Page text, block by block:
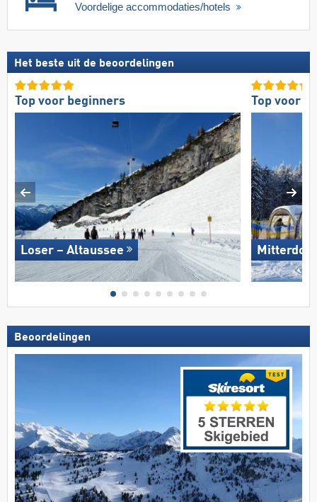
Voordelige accommodaties/hotels
Het beste uit de beoordelingen
Top voor beginners
Loser – Altaussee
Top voor
Beoordelingen